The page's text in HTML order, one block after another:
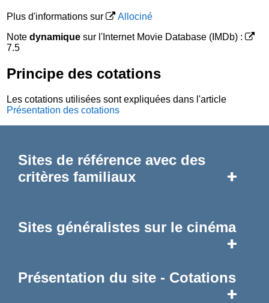
Plus d'informations sur
Allociné
Notedynamique sur l'Internet Movie Database (IMDb) :
7.5
Principe des cotations
Les cotations utilisées sont expliquées dans l'article
Présentation des cotations
Sites de référence avec des
critères familiaux
+
Sites généralistes sur le cinéma
+
Présentation du site - Cotations
+